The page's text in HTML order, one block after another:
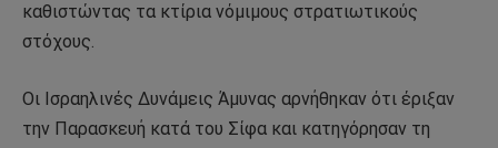
καθιστώντας τα κτίρια νόμιμους στρατιωτικούς
στόχους.
Οι Ισραηλινές Δυνάμεις Άμυνας αρνήθηκαν ότι έριξαν
την Παρασκευή κατά του Σίφα και κατηγόρησαν τη